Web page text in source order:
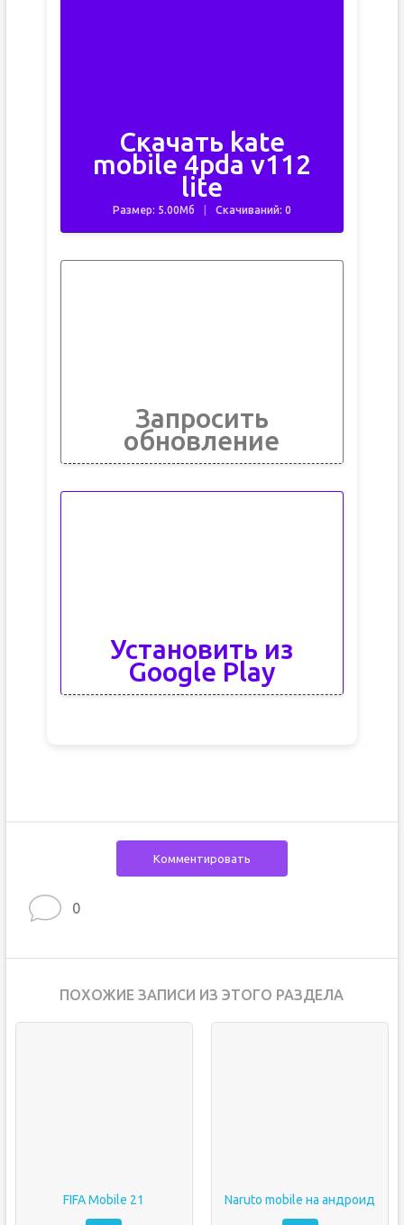
Скачать kate
mobile 4pda v112
lite
Размер: 5.00Мб Скачиваний: 0
Запросить
обновление
Установить из
Google Play
Комментировать
0
ПОХОЖИЕ ЗАПИСИ ИЗ ЭТОГО РАЗДЕЛА
FIFA Mobile 21 Naruto mobile на андроид